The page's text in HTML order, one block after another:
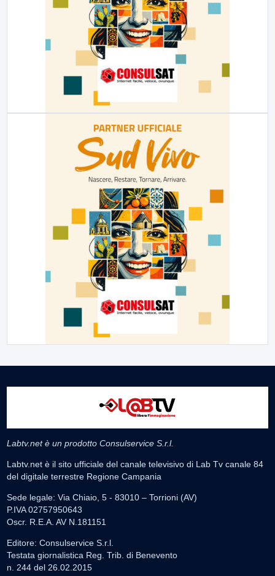
Labtv.net è un prodotto Consulservice S.r.l.
Labtv.net è il sito ufficiale del canale televisivo di Lab Tv canale 84
del digitale terrestre Regione Campania
Sede legale: Via Chiaio, 5 - 83010 – Torrioni (AV)
P.IVA 02757950643
Oscr. R.E.A. AV N.181151
Editore: Consulservice S.r.l.
Testata giornalistica Reg. Trib. di Benevento
n. 244 del 26.02.2015